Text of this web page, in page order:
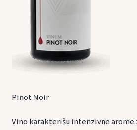
Pinot Noir
Vino karakterišu intenzivne arome